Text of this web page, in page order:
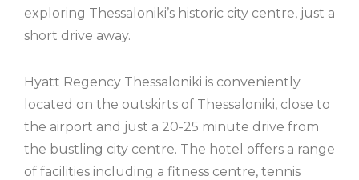
exploring Thessaloniki’s historic city centre, just a
short drive away.
Hyatt Regency Thessaloniki is conveniently
located on the outskirts of Thessaloniki, close to
the airport and just a 20-25 minute drive from
the bustling city centre. The hotel offers a range
of facilities including a fitness centre, tennis